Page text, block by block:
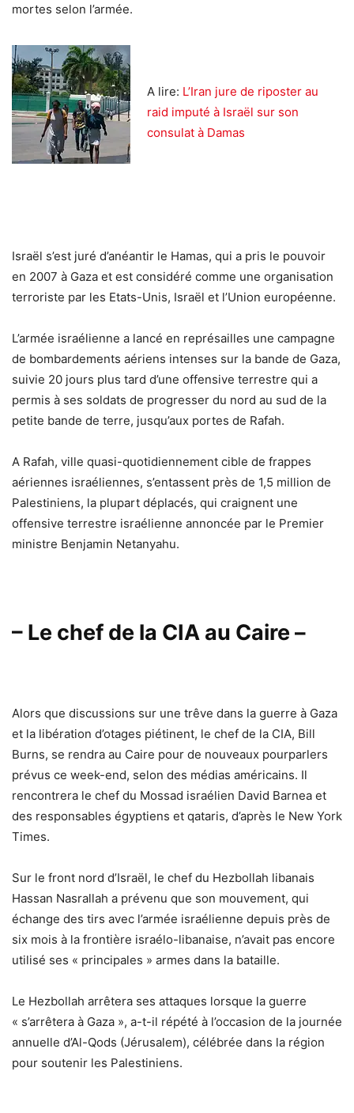
mortes selon l’armée.
A lire: L’Iran jure de riposter au
raid imputé à Israël sur son
consulat à Damas
Israël s’est juré d’anéantir le Hamas, qui a pris le pouvoir
en 2007 à Gaza et est considéré comme une organisation
terroriste par les Etats-Unis, Israël et l’Union européenne.
L’armée israélienne a lancé en représailles une campagne
de bombardements aériens intenses sur la bande de Gaza,
suivie 20 jours plus tard d’une offensive terrestre qui a
permis à ses soldats de progresser du nord au sud de la
petite bande de terre, jusqu’aux portes de Rafah.
A Rafah, ville quasi-quotidiennement cible de frappes
aériennes israéliennes, s’entassent près de 1,5 million de
Palestiniens, la plupart déplacés, qui craignent une
offensive terrestre israélienne annoncée par le Premier
ministre Benjamin Netanyahu.
– Le chef de la CIA au Caire –
Alors que discussions sur une trêve dans la guerre à Gaza
et la libération d’otages piétinent, le chef de la CIA, Bill
Burns, se rendra au Caire pour de nouveaux pourparlers
prévus ce week-end, selon des médias américains. Il
rencontrera le chef du Mossad israélien David Barnea et
des responsables égyptiens et qataris, d’après le New York
Times.
Sur le front nord d’Israël, le chef du Hezbollah libanais
Hassan Nasrallah a prévenu que son mouvement, qui
échange des tirs avec l’armée israélienne depuis près de
six mois à la frontière israélo-libanaise, n’avait pas encore
utilisé ses « principales » armes dans la bataille.
Le Hezbollah arrêtera ses attaques lorsque la guerre
« s’arrêtera à Gaza », a-t-il répété à l’occasion de la journée
annuelle d’Al-Qods (Jérusalem), célébrée dans la région
pour soutenir les Palestiniens.